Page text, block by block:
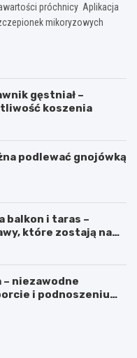
próchnicy Aplikacja
mikoryzowych
gęstniał –
koszenia
podlewać gnojówką
balkon i taras –
które zostają na
– niezawodne
i podnoszeniu